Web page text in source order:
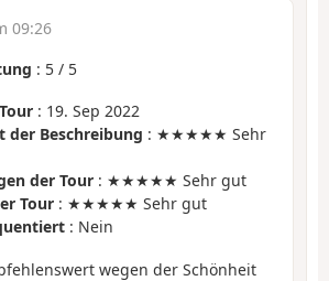
09:26
: 5 / 5
: 19. Sep 2022
der Beschreibung : ★★★★★ Sehr
der Tour : ★★★★★ Sehr gut
Tour : ★★★★★ Sehr gut
: Nein
wegen der Schönheit